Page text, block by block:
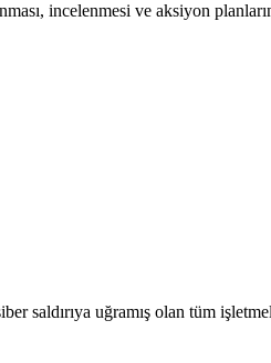
incelenmesi ve aksiyon
saldırıya uğramış olan tüm